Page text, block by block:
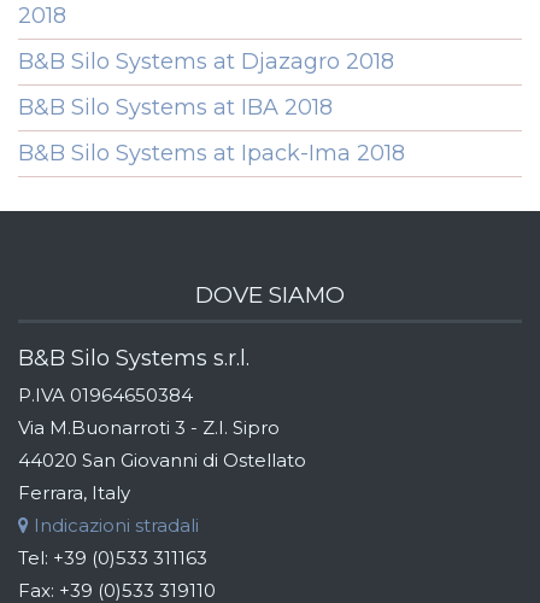
2018
B&B Silo Systems at Djazagro 2018
B&B Silo Systems at IBA 2018
B&B Silo Systems at Ipack-Ima 2018
DOVE SIAMO
B&B Silo Systems s.r.l.
P.IVA 01964650384
Via M.Buonarroti 3 - Z.I. Sipro
44020 San Giovanni di Ostellato
Ferrara, Italy
Indicazioni stradali
Tel: +39 (0)533 311163
Fax: +39 (0)533 319110